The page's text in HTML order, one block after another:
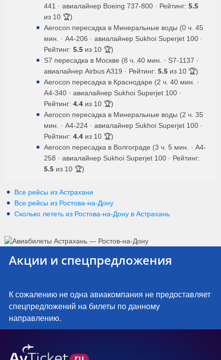
441 · авиалайнер Boeing 737-800 · Рейтинг: 5.5
из 10 🏆)
Aerocon пересадка в Минеральные воды (0 ч. 45
мин. · A4-206 · авиалайнер Sukhoi Superjet 100 ·
Рейтинг: 5.5 из 10 🏆)
S7 пересадка в Москве (8 ч. 40 мин. · S7-1137 ·
авиалайнер Airbus A319 · Рейтинг: 5.5 из 10 🏆)
Aerocon пересадка в Краснодаре (2 ч. 40 мин. ·
A4-340 · авиалайнер Sukhoi Superjet 100 ·
Рейтинг: 4.4 из 10 🏆)
Aerocon пересадка в Минеральные воды (2 ч. 35
мин. · A4-224 · авиалайнер Sukhoi Superjet 100 ·
Рейтинг: 4.4 из 10 🏆)
Aerocon пересадка в Волгограде (3 ч. 5 мин. · A4-
258 · авиалайнер Sukhoi Superjet 100 · Рейтинг:
5.5 из 10 🏆)
Все рейсы из Астрахани
Все рейсы из Ростова-на-Дону
Сколько лететь из Ростова-на-Дону в Астрахань
Акции и спецпредложения
К сожалению не одна авиакомпания не предоставляет
спецпредложений на билеты по данному
направлению.